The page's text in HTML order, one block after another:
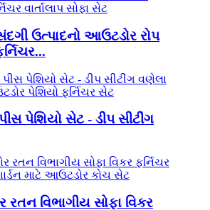
ઉત્પાદનો આઉટડોર રોપ
પીસ પેશિયો સેટ - ડીપ સીટીંગ
રતન વિભાગીય સોફા વિકર